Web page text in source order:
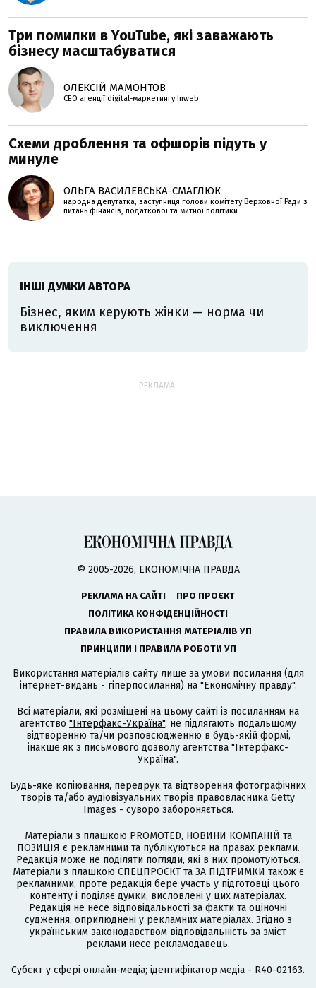
Три помилки в YouTube, які заважають
бізнесу масштабуватися
ОЛЕКСІЙ МАМОНТОВ
CEO агенції digital-маркетингу Inweb
Схеми дроблення та офшорів підуть у
минуле
ОЛЬГА ВАСИЛЕВСЬКА-СМАГЛЮК
народна депутатка, заступниця голови комітету Верховної Ради з
питань фінансів, податкової та митної політики
ІНШІ ДУМКИ АВТОРА
Бізнес, яким керують жінки — норма чи
виключення
РЕКЛАМА:
© 2005-2026, ЕКОНОМІЧНА ПРАВДА
РЕКЛАМА НА САЙТІ
ПРО ПРОЄКТ
ПОЛІТИКА КОНФІДЕНЦІЙНОСТІ
ПРАВИЛА ВИКОРИСТАННЯ МАТЕРІАЛІВ УП
ПРИНЦИПИ І ПРАВИЛА РОБОТИ УП
Використання матеріалів сайту лише за умови посилання (для
інтернет-видань - гіперпосилання) на "Економічну правду".
Всі матеріали, які розміщені на цьому сайті із посиланням на
агентство "Інтерфакс-Україна", не підлягають подальшому
відтворенню та/чи розповсюдженню в будь-якій формі,
інакше як з письмового дозволу агентства "Інтерфакс-
Україна".
Будь-яке копіювання, передрук та відтворення фотографічних
творів та/або аудіовізуальних творів правовласника Getty
Images - суворо забороняється.
Матеріали з плашкою PROMOTED, НОВИНИ КОМПАНІЙ та
ПОЗИЦІЯ є рекламними та публікуються на правах реклами.
Редакція може не поділяти погляди, які в них промотуються.
Матеріали з плашкою СПЕЦПРОЄКТ та ЗА ПІДТРИМКИ також є
рекламними, проте редакція бере участь у підготовці цього
контенту і поділяє думки, висловлені у цих матеріалах.
Редакція не несе відповідальності за факти та оціночні
судження, оприлюднені у рекламних матеріалах. Згідно з
українським законодавством відповідальність за зміст
реклами несе рекламодавець.
Cубєкт у сфері онлайн-медіа; ідентифікатор медіа - R40-02163.